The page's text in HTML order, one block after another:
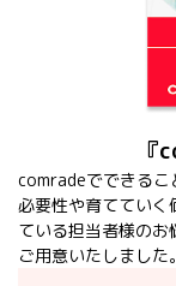
『
comradeでできるこ
必要性や育てていく
ている担当者様のお
ご用意いたしました。